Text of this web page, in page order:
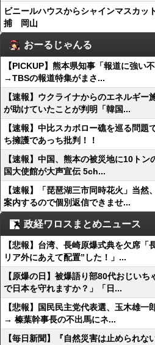
ビニールハウスからシャインマスカッ
捕 岡山
おーるじゃんる
【PICKUP】熊本県知事「報道に強い
→TBSの報道特集がまさ...
【速報】ウクライナからのエネルギー
が助けていたことが判明「韓国...
【速報】中比スカボロー礁を巡る問
ち擁護であっち批判！！
【速報】中国、熊本の被災地に10ト
国大使館が大声宣伝 5ch...
【速報】「琵琶湖三市同時花火」当
案内するので個別返信できませ...
政経ワロスまとめニュース
【悲報】台湾、長崎原爆式典を欠席「
リア外にあえて配置”した！」...
【原爆の日】被爆語り部80代おじい
で日本を守れますか？」「日...
【悲報】国民民主党代表選、玉木雄
→ 榛葉幹事長の不出馬にネ...
【毎日新聞】『自然災害は止められ